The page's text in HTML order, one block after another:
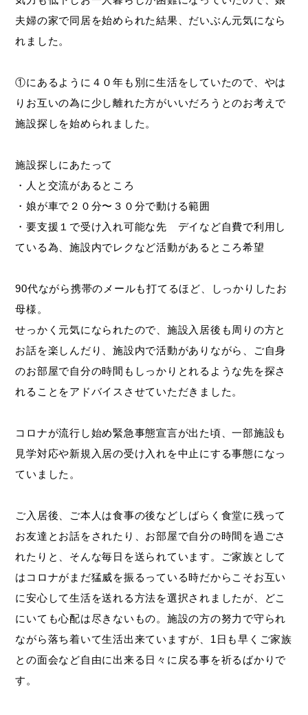
夫婦の家で同居を始められた結果、だいぶん元気になら
れました。
①にあるように４０年も別に生活をしていたので、やは
りお互いの為に少し離れた方がいいだろうとのお考えで
施設探しを始められました。
施設探しにあたって
・人と交流があるところ
・娘が車で２０分〜３０分で動ける範囲
・要支援１で受け入れ可能な先 デイなど自費で利用し
ている為、施設内でレクなど活動があるところ希望
90代ながら携帯のメールも打てるほど、しっかりしたお
母様。
せっかく元気になられたので、施設入居後も周りの方と
お話を楽しんだり、施設内で活動がありながら、ご自身
のお部屋で自分の時間もしっかりとれるような先を探さ
れることをアドバイスさせていただきました。
コロナが流行し始め緊急事態宣言が出た頃、一部施設も
見学対応や新規入居の受け入れを中止にする事態になっ
ていました。
ご入居後、ご本人は食事の後などしばらく食堂に残って
お友達とお話をされたり、お部屋で自分の時間を過ごさ
れたりと、そんな毎日を送られています。ご家族として
はコロナがまだ猛威を振るっている時だからこそお互い
に安心して生活を送れる方法を選択されましたが、どこ
にいても心配は尽きないもの。施設の方の努力で守られ
ながら落ち着いて生活出来ていますが、1日も早くご家族
との面会など自由に出来る日々に戻る事を祈るばかりで
す。